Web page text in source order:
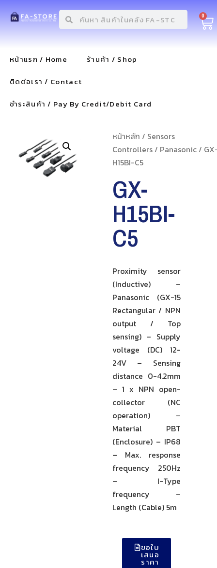
0
หน้าแรก / Home
ร้านค้า / Shop
ติดต่อเรา / Contact
ชำระสินค้า / Pay By Credit/Debit Card
หน้าหลัก / Sensors
Controllers/ Panasonic/
H15BI-C5
GX-
H15BI-
C5
Proximity sensor
(Inductive) –
Panasonic (GX-15
Rectangular / NPN
output / Top
sensing) – Supply
voltage (DC) 12-
24V – Sensing
distance 0-4.2mm
– 1 x NPN open-
collector (NC
operation) –
Material PBT
(Enclosure) – IP68
– Max. response
frequency 250Hz
– I-Type
frequency –
Length (Cable) 5m
ขอใบ
เสนอ
ราคา